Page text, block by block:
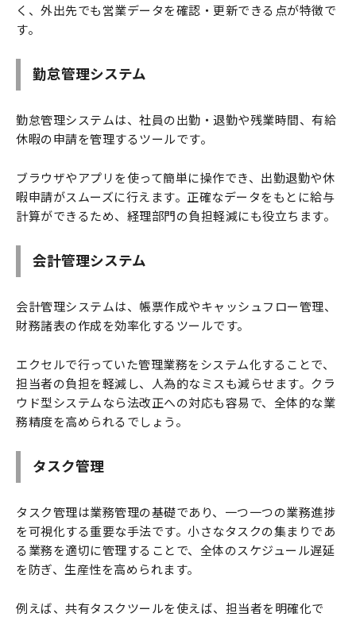
く、外出先でも営業データを確認・更新できる点が特徴で
す。
勤怠管理システム
勤怠管理システムは、社員の出勤・退勤や残業時間、有給
休暇の申請を管理するツールです。
ブラウザやアプリを使って簡単に操作でき、出勤退勤や休
暇申請がスムーズに行えます。正確なデータをもとに給与
計算ができるため、経理部門の負担軽減にも役立ちます。
会計管理システム
会計管理システムは、帳票作成やキャッシュフロー管理、
財務諸表の作成を効率化するツールです。
エクセルで行っていた管理業務をシステム化することで、
担当者の負担を軽減し、人為的なミスも減らせます。クラ
ウド型システムなら法改正への対応も容易で、全体的な業
務精度を高められるでしょう。
タスク管理
タスク管理は業務管理の基礎であり、一つ一つの業務進捗
を可視化する重要な手法です。小さなタスクの集まりであ
る業務を適切に管理することで、全体のスケジュール遅延
を防ぎ、生産性を高められます。
例えば、共有タスクツールを使えば、担当者を明確化で